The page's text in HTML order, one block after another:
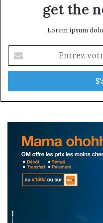
get the
Lorem ipsum
votre
adresse